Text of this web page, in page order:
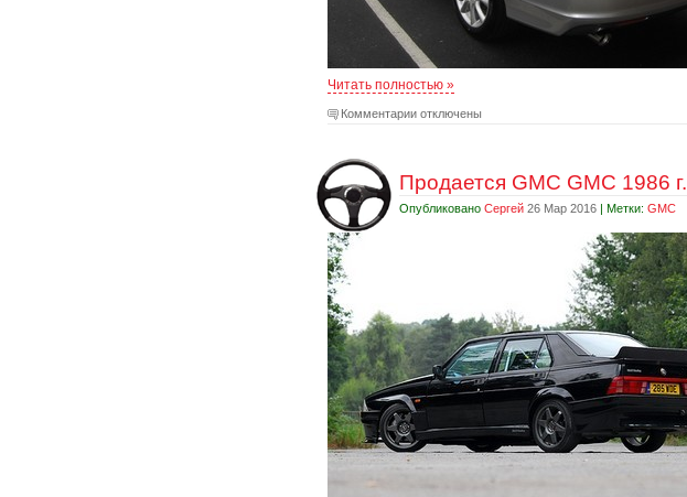
Читать полностью »
Комментарии отключены
Продается GMC GMC 1986 г.
Опубликовано Сергей 26 Мар 2016 | Метки: GMC